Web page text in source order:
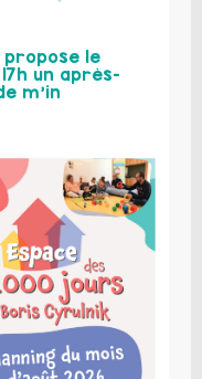
le
un après-
m’in